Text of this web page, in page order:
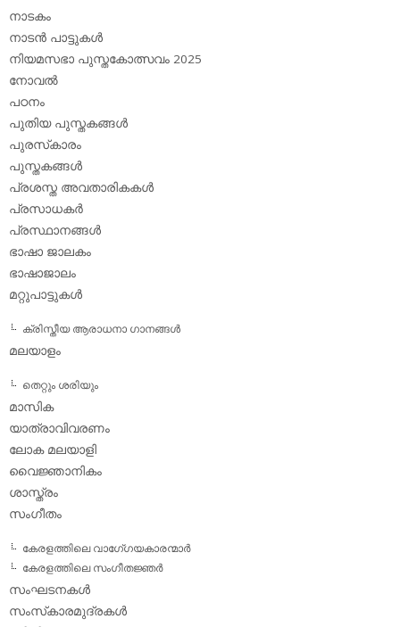
നാടകം
നാടന്‍ പാട്ടുകള്‍
നിയമസഭാ പുസ്തകോത്സവം 2025
നോവല്‍
പഠനം
പുതിയ പുസ്തകങ്ങള്‍
പുരസ്‌കാരം
പുസ്തകങ്ങള്‍
പ്രശസ്ത അവതാരികകള്‍
പ്രസാധകര്‍
പ്രസ്ഥാനങ്ങള്‍
ഭാഷാ ജാലകം
ഭാഷാജാലം
മറ്റുപാട്ടുകള്‍
ക്രിസ്തീയ ആരാധനാ ഗാനങ്ങള്‍
മലയാളം
തെറ്റും ശരിയും
മാസിക
യാത്രാവിവരണം
ലോക മലയാളി
വൈജ്ഞാനികം
ശാസ്ത്രം
സംഗീതം
കേരളത്തിലെ വാഗേ്ഗയകാരന്മാര്‍
കേരളത്തിലെ സംഗീതജ്ഞര്‍
സംഘടനകള്‍
സംസ്‌കാരമുദ്രകള്‍